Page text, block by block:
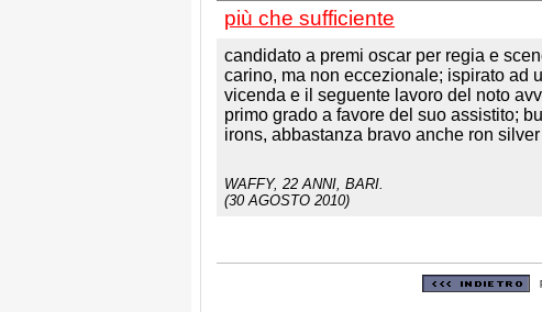
più che sufficiente
candidato a premi oscar per regia e
carino, ma non eccezionale; ispirato ad
vicenda e il seguente lavoro del noto
primo grado a favore del suo assistito;
irons, abbastanza bravo anche ron
WAFFY, 22 ANNI, BARI.
(30 AGOSTO 2010)